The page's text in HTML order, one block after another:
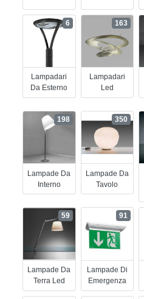
Lampadari
Da Esterno
6
Lampadari
Led
163
Lampade Da
Interno
198
Lampade Da
Tavolo
350
Lampade Da
Terra Led
59
Lampade Di
Emergenza
91